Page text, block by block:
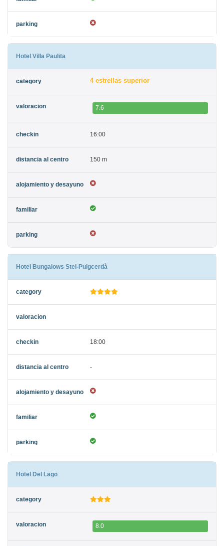
Hotel Villa Paulita
4 estrellas superior
7.6
16:00
150 m
Hotel Bungalows Stel-Puigcerdà
18:00
-
Hotel Del Lago
8.0